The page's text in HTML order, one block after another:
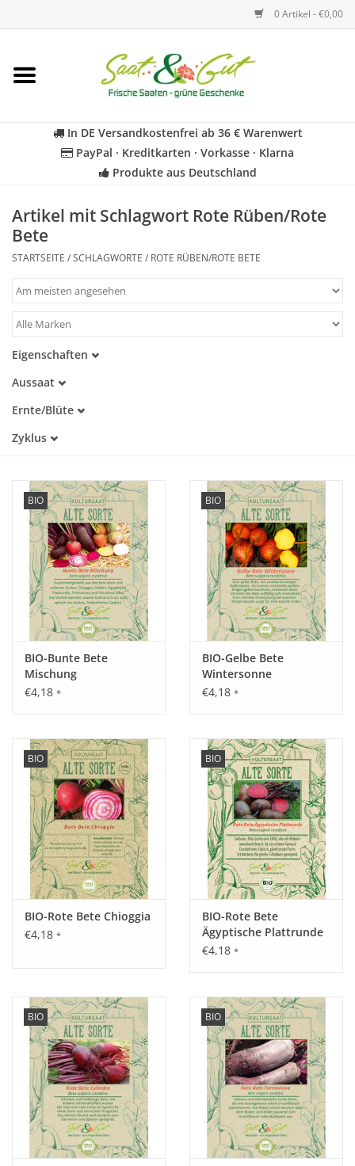
0 Artikel - €0,00
Startseite
Kräuter
BIO
Für Kinder
Katalog
In DE Versandkostenfrei ab 36 € Warenwert
PayPal · Kreditkarten · Vorkasse · Klarna
Produkte aus Deutschland
Artikel mit Schlagwort Rote Rüben/Rote
Bete
STARTSEITE /SCHLAGWORTE / ROTE RÜBEN/ROTE BETE
Eigenschaften
Alte Sorte
Warmkeimer
Aussaat
April
Mai
August
September
Ernte/Blüte
Juni
August
September
Oktober
November
Zyklus
BIO
BIO-Bunte Bete
Mischung
€4,18 *
BIO
BIO-Gelbe Bete
Wintersonne
€4,18 *
BIO
BIO-Rote Bete Chioggia
€4,18 *
BIO
BIO-Rote Bete
Ägyptische Plattrunde
€4,18 *
BIO BIO